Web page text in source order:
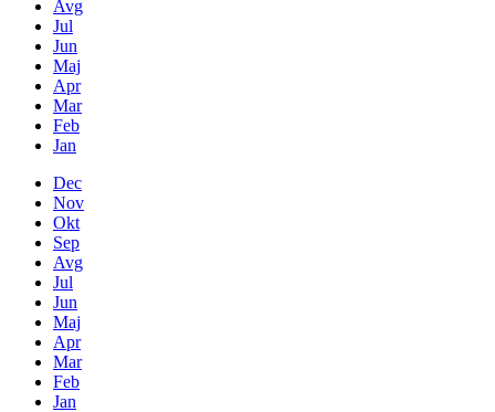
Avg
Jul
Jun
Maj
Apr
Mar
Feb
Jan
Dec
Nov
Okt
Sep
Avg
Jul
Jun
Maj
Apr
Mar
Feb
Jan